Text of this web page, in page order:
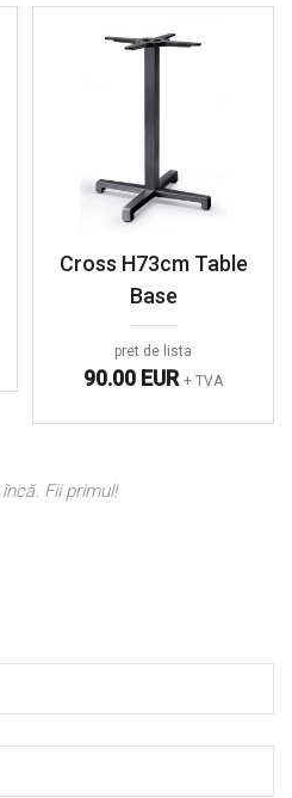
Cross H73cm Table
Base
pret de lista
90.00 EUR + TVA
Fii primul!